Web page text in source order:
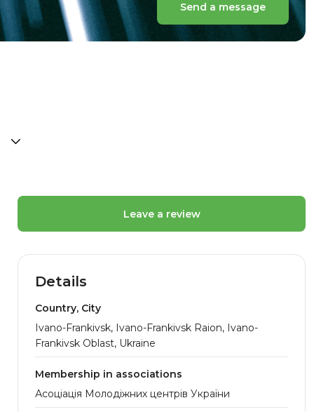
Send a message
Leave a review
Details
Country, City
Ivano-Frankivsk, Ivano-Frankivsk Raion, Ivano-
Frankivsk Oblast, Ukraine
Membership in associations
Асоціація Молодіжних центрів України